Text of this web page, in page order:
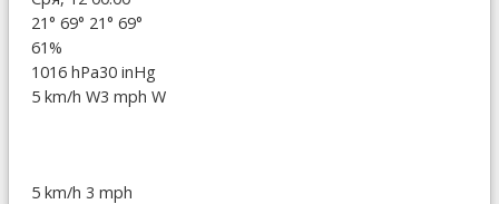
21° 69° 21° 69°
61%
1016 hPa30 inHg
5 km/h W3 mph W
5 km/h 3 mph